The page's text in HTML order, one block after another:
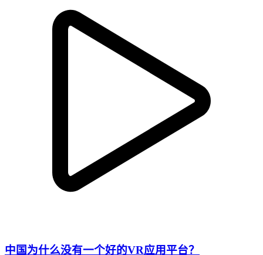
中国为什么没有一个好的VR应用平台？